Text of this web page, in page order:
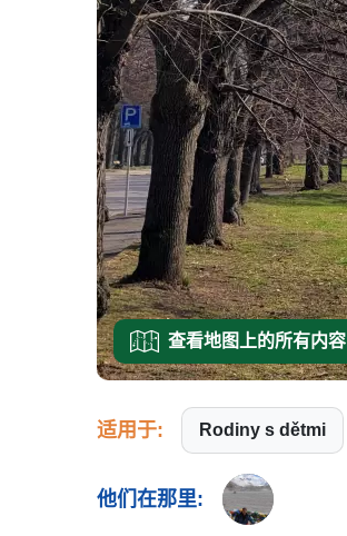
查看地图上的所有内容
适用于: Rodiny s dětmi
他们在那里: